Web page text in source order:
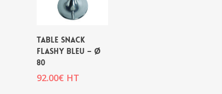
TABLE SNACK
FLASHY BLEU – Ø
80
92.00€ HT